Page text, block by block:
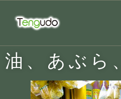
油、あぶら